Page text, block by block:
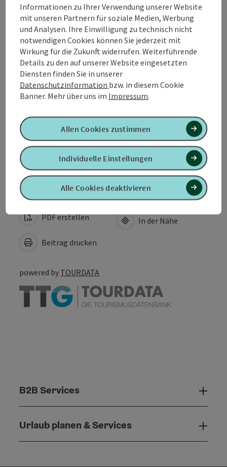
Kontakt
Öffnungszeiten
Anreise/Lage
Preise
Barrierefreiheit
PDF erstellen
Beitrag drucken
In der Nähe
powered by TOURDATA
B2B Services
Urlaub planen & Services
Informationen zu Ihrer Verwendung unserer Website
mit unseren Partnern für soziale Medien, Werbung
und Analysen. Ihre Einwilligung zu technisch nicht
notwendigen Cookies können Sie jederzeit mit
Wirkung für die Zukunft widerrufen. Weiterführende
Details zu den auf unserer Website eingesetzten
Diensten finden Sie in unserer
Datenschutzinformation bzw. in diesem Cookie
Banner. Mehr über uns im Impressum.
Alle Cookies deaktivieren
Individuelle Einstellungen
Allen Cookies zustimmen